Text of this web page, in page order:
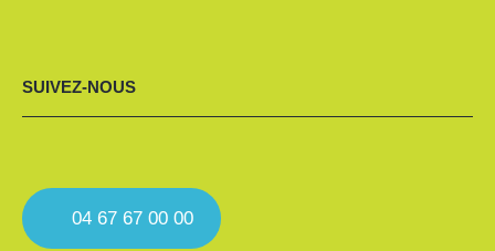
SUIVEZ-NOUS
04 67 67 00 00